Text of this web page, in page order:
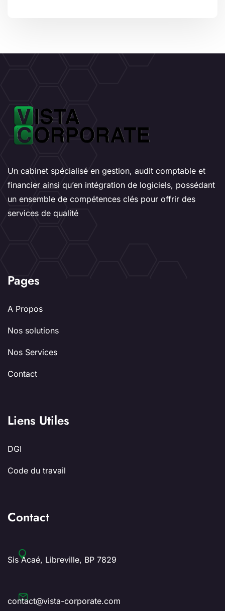
Un cabinet spécialisé en gestion, audit comptable et
financier ainsi qu’en intégration de logiciels, possédant
un ensemble de compétences clés pour offrir des
services de qualité
Pages
A Propos
Nos solutions
Nos Services
Contact
Liens Utiles
DGI
Code du travail
Contact
Sis Acaé, Libreville, BP 7829
contact@vista-corporate.com